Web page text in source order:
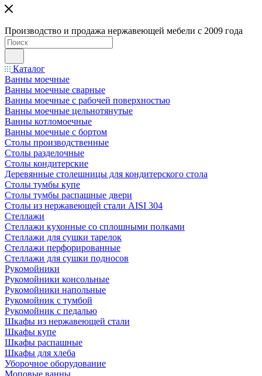
Производство и продажа нержавеющей мебели с 2009 года
Каталог
Ванны моечные
Ванны моечные сварные
Ванны моечные с рабочей поверхностью
Ванны моечные цельнотянутые
Ванны котломоечные
Ванны моечные с бортом
Столы производственные
Столы разделочные
Столы кондитерские
Деревянные столешницы для кондитерского стола
Столы тумбы купе
Столы тумбы распашные двери
Столы из нержавеющей стали AISI 304
Стеллажи
Стеллажи кухонные со сплошными полками
Стеллажи для сушки тарелок
Стеллажи перфорированные
Стеллажи для сушки подносов
Рукомойники
Рукомойники консольные
Рукомойники напольные
Рукомойник с тумбой
Рукомойник с педалью
Шкафы из нержавеющей стали
Шкафы купе
Шкафы распашные
Шкафы для хлеба
Уборочное оборудование
Моповые ванны